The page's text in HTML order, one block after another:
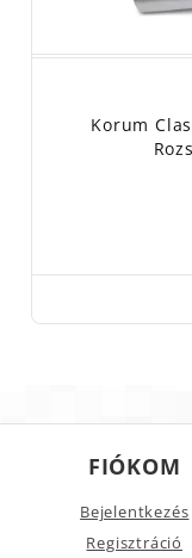
Korum
FIÓKOM
Bejelentkezés
Regisztráció